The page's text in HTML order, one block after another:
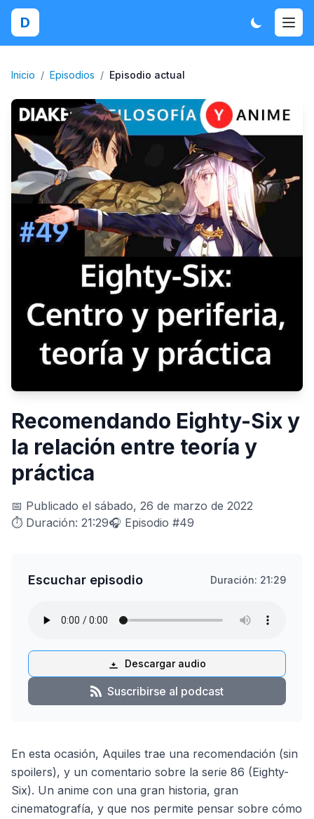
D
Inicio / Episodios / Episodio actual
Recomendando Eighty-Six y
la relación entre teoría y
práctica
📅 Publicado el sábado, 26 de marzo de 2022
⏱️ Duración: 21:29🎧 Episodio #49
Escuchar episodio Duración: 21:29
Descargar audio
Suscribirse al podcast
En esta ocasión, Aquiles trae una recomendación (sin
spoilers), y un comentario sobre la serie 86 (Eighty-
Six). Un anime con una gran historia, gran
cinematografía, y que nos permite pensar sobre cómo